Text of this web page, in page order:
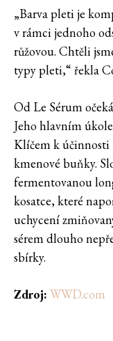
„Barva pleti je
v rámci jednoho
růžovou. Chtěli
typy pleti,“ řekla
Od Le Sérum
Jeho hlavním
Klíčem k účinnosti
kmenové buňky.
fermentovanou
kosatce, které
uchycení
sérem dlouho
sbírky.
Zdroj: WWD.com